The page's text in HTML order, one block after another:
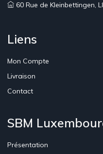
60 Rue de Kleinbettingen,
Liens
Mon Compte
Livraison
Contact
SBM
Présentation